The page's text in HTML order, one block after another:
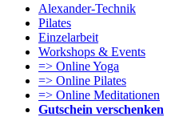
Alexander-Technik
Pilates
Einzelarbeit
Workshops & Events
=> Online Yoga
=> Online Pilates
=> Online Meditationen
Gutschein verschenken